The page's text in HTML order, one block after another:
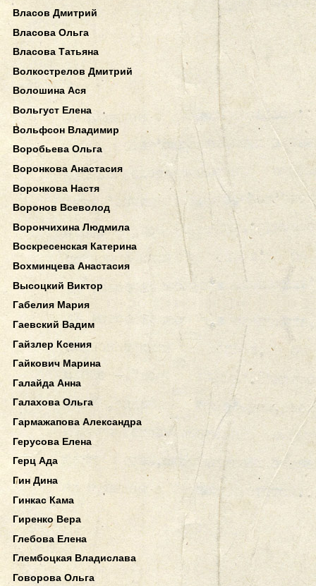
Власов Дмитрий
Власова Ольга
Власова Татьяна
Волкострелов Дмитрий
Волошина Ася
Вольгуст Елена
Вольфсон Владимир
Воробьева Ольга
Воронкова Анастасия
Воронкова Настя
Воронов Всеволод
Ворончихина Людмила
Воскресенская Катерина
Вохминцева Анастасия
Высоцкий Виктор
Габелия Мария
Гаевский Вадим
Гайзлер Ксения
Гайкович Марина
Галайда Анна
Галахова Ольга
Гармажапова Александра
Герусова Елена
Герц Ада
Гин Дина
Гинкас Кама
Гиренко Вера
Глебова Елена
Глембоцкая Владислава
Говорова Ольга